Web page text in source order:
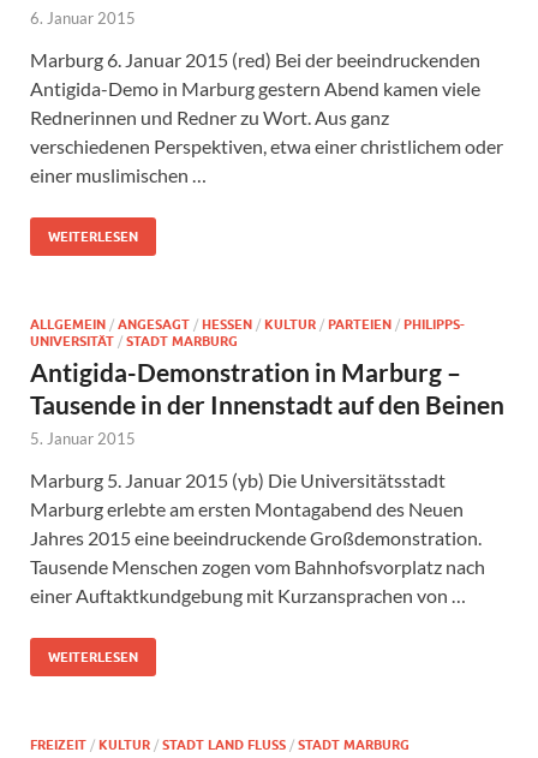
6. Januar 2015
Marburg 6. Januar 2015 (red) Bei der beeindruckenden
Antigida-Demo in Marburg gestern Abend kamen viele
Rednerinnen und Redner zu Wort. Aus ganz
verschiedenen Perspektiven, etwa einer christlichem oder
einer muslimischen …
WEITERLESEN
ALLGEMEIN / ANGESAGT / HESSEN / KULTUR / PARTEIEN / PHILIPPS-
UNIVERSITÄT / STADT MARBURG
Antigida-Demonstration in Marburg –
Tausende in der Innenstadt auf den Beinen
5. Januar 2015
Marburg 5. Januar 2015 (yb) Die Universitätsstadt
Marburg erlebte am ersten Montagabend des Neuen
Jahres 2015 eine beeindruckende Großdemonstration.
Tausende Menschen zogen vom Bahnhofsvorplatz nach
einer Auftaktkundgebung mit Kurzansprachen von …
WEITERLESEN
FREIZEIT / KULTUR / STADT LAND FLUSS / STADT MARBURG